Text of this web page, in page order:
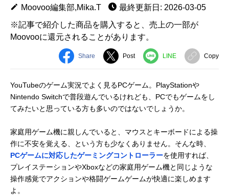
Moovoo編集部,Mika.T
最終更新日: 2026-03-05
※記事で紹介した商品を購入すると、売上の一部が
Moovooに還元されることがあります。
Share Post LINE Copy
YouTubeのゲーム実況でよく見るPCゲーム。PlayStationや
Nintendo Switchで普段遊んでいるけれども、PCでもゲームをし
てみたいと思っている方も多いのではないでしょうか。
家庭用ゲーム機に親しんでいると、マウスとキーボードによる操
作に不安を覚える、という方も少なくありません。そんな時、
PCゲームに対応したゲーミングコントローラーを使用すれば、
プレイステーションやXboxなどの家庭用ゲーム機と同じような
操作感覚でアクションや格闘ゲームゲームが快適に楽しめます
よ。